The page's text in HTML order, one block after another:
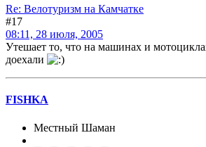
Re: Велотуризм на Камчатке
#17
08:11, 28 июля, 2005
Утешает то, что на машинах и
доехали
FISHKA
Местный Шаман